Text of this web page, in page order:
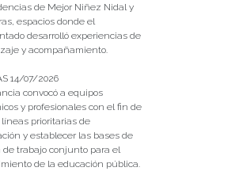
de Mejor Niñez Nidal y
espacios donde el
desarrolló experiencias de
y acompañamiento.
14/07/2026
convocó a equipos
y profesionales con el fin de
prioritarias de
y establecer las bases de
trabajo conjunto para el
de la educación pública.